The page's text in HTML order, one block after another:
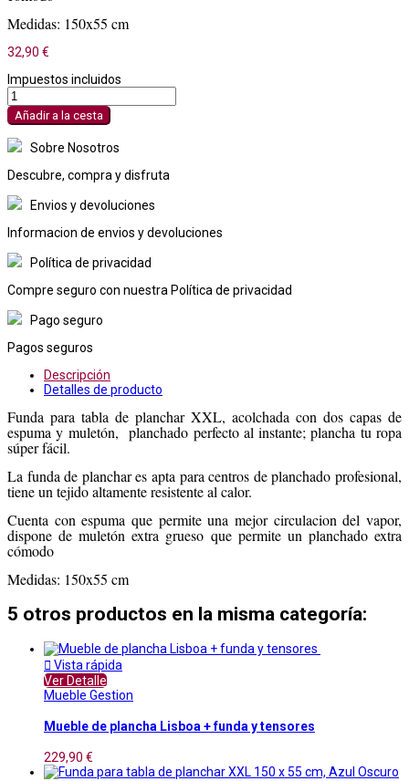
Medidas: 150x55 cm
32,90 €
Impuestos incluidos
Añadir a la cesta
Sobre Nosotros
Descubre, compra y disfruta
Envios y devoluciones
Informacion de envios y devoluciones
Política de privacidad
Compre seguro con nuestra Política de privacidad
Pago seguro
Pagos seguros
Descripción
Detalles de producto
Funda para tabla de planchar XXL, acolchada con dos capas de
espuma y muletón, planchado perfecto al instante; plancha tu ropa
súper fácil.
La funda de planchar es apta para centros de planchado profesional,
tiene un tejido altamente resistente al calor.
Cuenta con espuma que permite una mejor circulacion del vapor,
dispone de muletón extra grueso que permite un planchado extra
cómodo
Medidas: 150x55 cm
5 otros productos en la misma categoría:
 Vista rápida
Ver Detalle
Mueble Gestion
Mueble de plancha Lisboa + funda y tensores
229,90 €